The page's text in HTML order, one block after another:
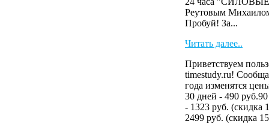
Реутовым
Пробуй! За...
Читать далее..
Приветствуем
timestudy.ru!
года изменятся
30 дней - 490
- 1323 руб. (скидка
2499 руб. (скидка